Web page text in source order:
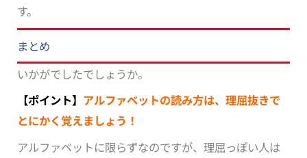
す。
まとめ
いかがでしたでしょうか。
【ポイント】 アルファベットの読み方は、理屈抜きで
とにかく覚えましょう！
アルファベットに限らずなのですが、理屈っぽい人は